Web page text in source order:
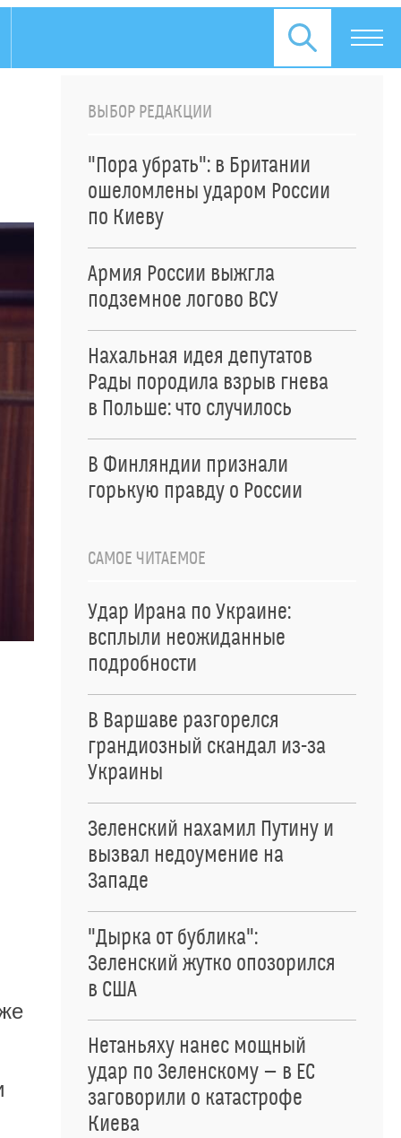
ВЫБОР РЕДАКЦИИ
"Пора убрать": в Британии
ошеломлены ударом России
по Киеву
Армия России выжгла
подземное логово ВСУ
Нахальная идея депутатов
Рады породила взрыв гнева
в Польше: что случилось
В Финляндии признали
горькую правду о России
САМОЕ ЧИТАЕМОЕ
Удар Ирана по Украине:
всплыли неожиданные
подробности
В Варшаве разгорелся
грандиозный скандал из-за
Украины
Зеленский нахамил Путину и
вызвал недоумение на
Западе
"Дырка от бублика":
Зеленский жутко опозорился
в США
Нетаньяху нанес мощный
удар по Зеленскому — в ЕС
заговорили о катастрофе
Киева